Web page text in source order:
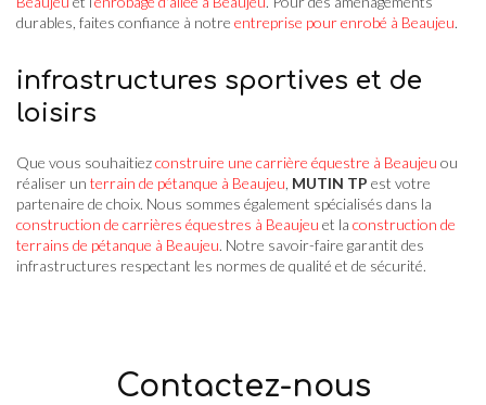
durables, faites confiance à notre entreprise pour enrobé à Beaujeu.
infrastructures sportives et de
loisirs
Que vous souhaitiezconstruire une carrière équestre à Beaujeu ou
réaliser un terrain de pétanque à Beaujeu MUTIN TP est votre
partenaire de choix. Nous sommes également spécialisés dans la
construction de carrières équestres à Beaujeu et la construction de
terrains de pétanque à Beaujeu. Notre savoir-faire garantit des
infrastructures respectant les normes de qualité et de sécurité.
Contactez-nous